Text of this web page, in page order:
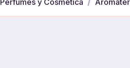
Perfumes y Cosmética